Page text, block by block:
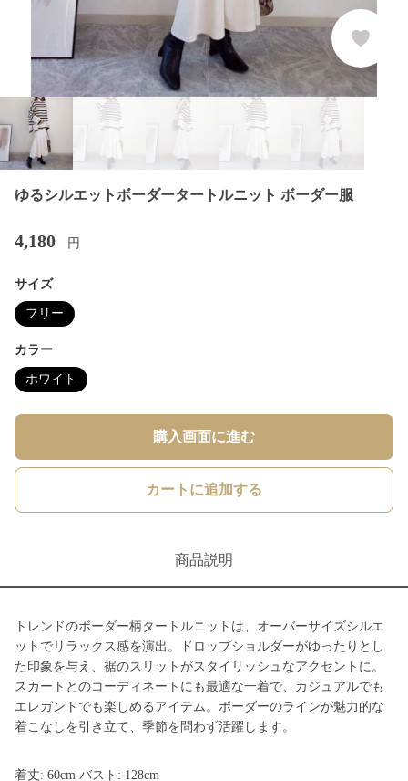
ゆるシルエットボーダータートルニット ボーダー服
4,180 円
サイズ
フリー
カラー
ホワイト
購入画面に進む
カートに追加する
商品説明
トレンドのボーダー柄タートルニットは、オーバーサイズシルエ
ットでリラックス感を演出。ドロップショルダーがゆったりとし
た印象を与え、裾のスリットがスタイリッシュなアクセントに。
スカートとのコーディネートにも最適な一着で、カジュアルでも
エレガントでも楽しめるアイテム。ボーダーのラインが魅力的な
着こなしを引き立て、季節を問わず活躍します。
着丈: 60cm バスト: 128cm